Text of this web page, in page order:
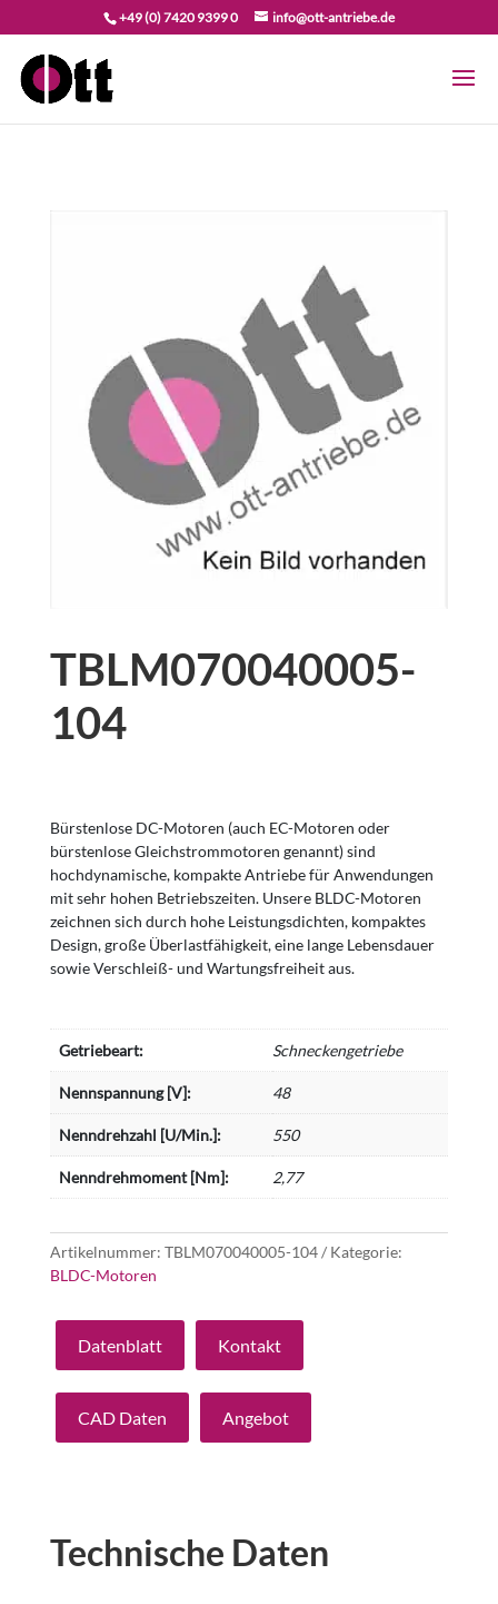
+49 (0) 7420 9399 0 info@ott-antriebe.de
TBLM070040005-
104
Bürstenlose DC-Motoren (auch EC-Motoren oder
bürstenlose Gleichstrommotoren genannt) sind
hochdynamische, kompakte Antriebe für Anwendungen
mit sehr hohen Betriebszeiten. Unsere BLDC-Motoren
zeichnen sich durch hohe Leistungsdichten, kompaktes
Design, große Überlastfähigkeit, eine lange Lebensdauer
sowie Verschleiß- und Wartungsfreiheit aus.
Getriebeart: Schneckengetriebe
Nennspannung [V]: 48
Nenndrehzahl [U/Min.]: 550
Nenndrehmoment [Nm]: 2,77
Artikelnummer: TBLM070040005-104
Kategorie:
BLDC-Motoren
Datenblatt Kontakt
CAD Daten Angebot
Technische Daten